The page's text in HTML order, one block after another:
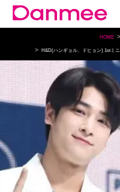
HOME
H&D(ハンギョル、ドヒョン) 1stミ